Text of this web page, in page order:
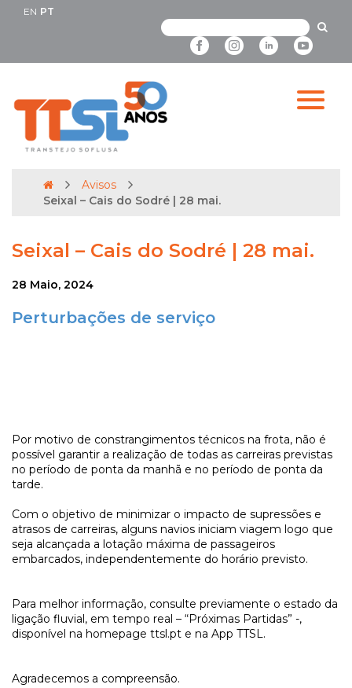
EN PT
Avisos
Seixal – Cais do Sodré | 28 mai.
Seixal – Cais do Sodré | 28 mai.
28 Maio, 2024
Perturbações de serviço
Por motivo de constrangimentos técnicos na frota, não é
possível garantir a realização de todas as carreiras previstas
no período de ponta da manhã e no período de ponta da
tarde.
Com o objetivo de minimizar o impacto de supressões e
atrasos de carreiras, alguns navios iniciam viagem logo que
seja alcançada a lotação máxima de passageiros
embarcados, independentemente do horário previsto.
Para melhor informação, consulte previamente o estado da
ligação fluvial, em tempo real – “Próximas Partidas” -,
disponível na homepage ttsl.pt e na App TTSL.
Agradecemos a compreensão.